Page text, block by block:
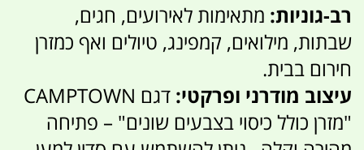
רב-גוניות: מתאימות לאירועים, חגים,
שבתות, מילואים, קמפינג, טיולים ואף כמזרן
חירום בבית.
עיצוב מודרני ופרקטי:
דגם CAMPTOWN
"מזרן כולל כיסוי בצבעים שונים" – פתיחה